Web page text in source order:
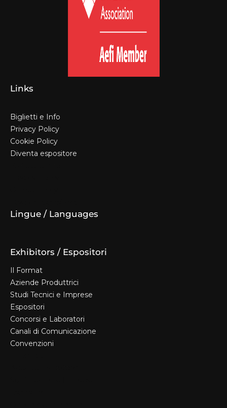
Links
Biglietti e Info
Privacy Policy
Cookie Policy
Diventa espositore
Lingue / Languages
Exhibitors / Espositori
Il Format
Aziende Produttrici
Studi Tecnici e Imprese
Espositori
Concorsi e Laboratori
Canali di Comunicazione
Convenzioni